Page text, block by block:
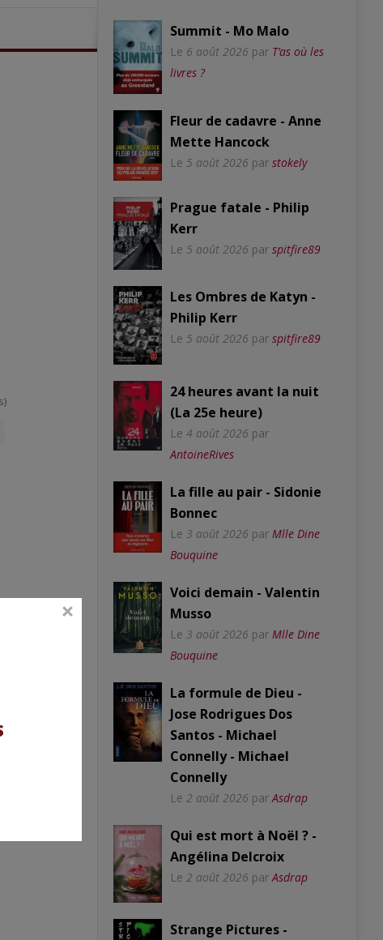
Summit - Mo Malo
Le 6 août 2026 par T’as où les
livres ?
Fleur de cadavre - Anne
Mette Hancock
Le 5 août 2026 par stokely
Prague fatale - Philip
Kerr
Le 5 août 2026 par spitfire89
Les Ombres de Katyn -
Philip Kerr
Le 5 août 2026 par spitfire89
24 heures avant la nuit
(La 25e heure)
Le 4 août 2026 par
AntoineRives
La fille au pair - Sidonie
Bonnec
Le 3 août 2026 par Mlle Dine
Bouquine
Voici demain - Valentin
Musso
Le 3 août 2026 par Mlle Dine
Bouquine
La formule de Dieu -
Jose Rodrigues Dos
Santos - Michael
Connelly - Michael
Connelly
Le 2 août 2026 par Asdrap
Qui est mort à Noël ? -
Angélina Delcroix
Le 2 août 2026 par Asdrap
Strange Pictures -